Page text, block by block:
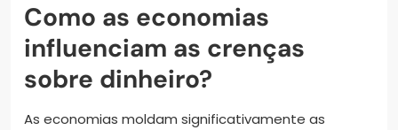
Como as economias
influenciam as crenças
sobre dinheiro?
As economias moldam significativamente as